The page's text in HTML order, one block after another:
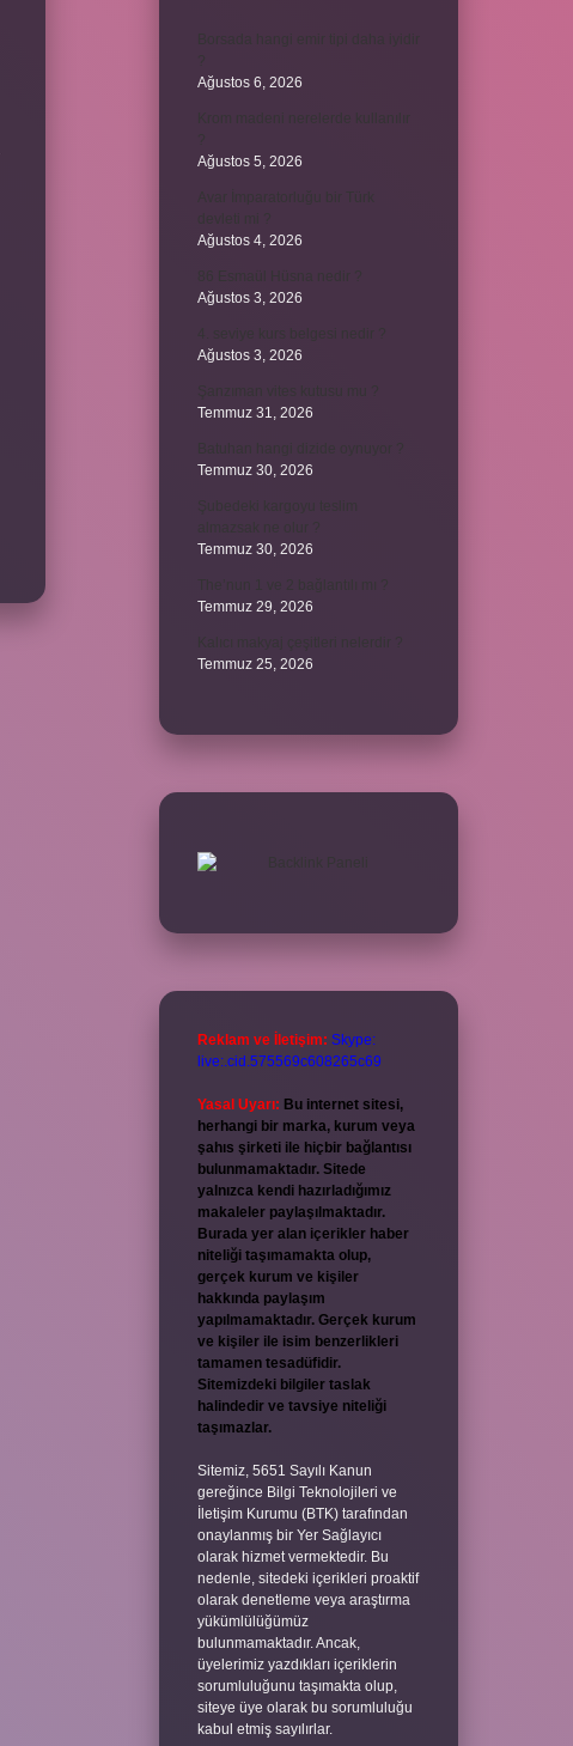
Ağustos 6, 2026
Ağustos 5, 2026
Ağustos 4, 2026
Ağustos 3, 2026
Ağustos 3, 2026
Temmuz 31, 2026
Temmuz 30, 2026
Temmuz 30, 2026
Temmuz 29, 2026
Temmuz 25, 2026
Reklam ve İletişim: Skype:
live:.cid.575569c608265c69
Yasal Uyarı: Bu internet sitesi,
herhangi bir marka, kurum veya
şahıs şirketi ile hiçbir bağlantısı
bulunmamaktadır. Sitede
yalnızca kendi hazırladığımız
makaleler paylaşılmaktadır.
Burada yer alan içerikler haber
niteliği taşımamakta olup,
gerçek kurum ve kişiler
hakkında paylaşım
yapılmamaktadır. Gerçek kurum
ve kişiler ile isim benzerlikleri
tamamen tesadüfidir.
Sitemizdeki bilgiler taslak
halindedir ve tavsiye niteliği
taşımazlar.
Sitemiz, 5651 Sayılı Kanun
gereğince Bilgi Teknolojileri ve
İletişim Kurumu (BTK) tarafından
onaylanmış bir Yer Sağlayıcı
olarak hizmet vermektedir. Bu
nedenle, sitedeki içerikleri proaktif
olarak denetleme veya araştırma
yükümlülüğümüz
bulunmamaktadır. Ancak,
üyelerimiz yazdıkları içeriklerin
sorumluluğunu taşımakta olup,
siteye üye olarak bu sorumluluğu
kabul etmiş sayılırlar.